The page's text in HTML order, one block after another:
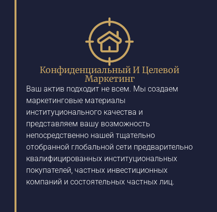
Конфиденциальный И Целевой
Маркетинг
Ваш актив подходит не всем. Мы создаем
маркетинговые материалы
институционального качества и
представляем вашу возможность
непосредственно нашей тщательно
отобранной глобальной сети предварительно
квалифицированных институциональных
покупателей, частных инвестиционных
компаний и состоятельных частных лиц.